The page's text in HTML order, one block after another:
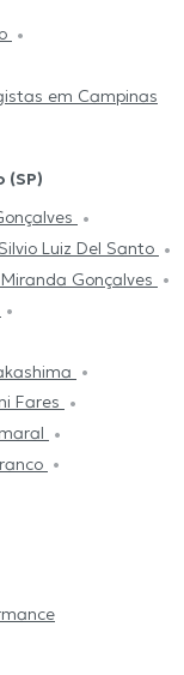
em Campinas
Silvio Luiz Del Santo
Gonçalves
Fares